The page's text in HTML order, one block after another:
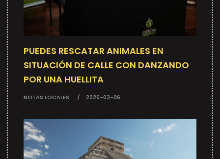
PUEDES RESCATAR ANIMALES EN
SITUACIÓN DE CALLE CON DANZANDO
POR UNA HUELLITA
NOTAS LOCALES 2026-03-06